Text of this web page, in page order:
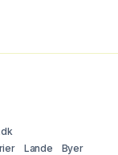
Lande
Byer